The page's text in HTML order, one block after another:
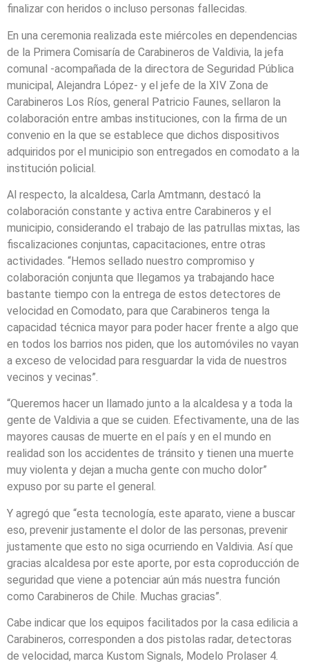
finalizar con heridos o incluso personas fallecidas.
En una ceremonia realizada este miércoles en dependencias
de la Primera Comisaría de Carabineros de Valdivia, la jefa
comunal -acompañada de la directora de Seguridad Pública
municipal, Alejandra López- y el jefe de la XIV Zona de
Carabineros Los Ríos, general Patricio Faunes, sellaron la
colaboración entre ambas instituciones, con la firma de un
convenio en la que se establece que dichos dispositivos
adquiridos por el municipio son entregados en comodato a la
institución policial.
Al respecto, la alcaldesa, Carla Amtmann, destacó la
colaboración constante y activa entre Carabineros y el
municipio, considerando el trabajo de las patrullas mixtas, las
fiscalizaciones conjuntas, capacitaciones, entre otras
actividades. “Hemos sellado nuestro compromiso y
colaboración conjunta que llegamos ya trabajando hace
bastante tiempo con la entrega de estos detectores de
velocidad en Comodato, para que Carabineros tenga la
capacidad técnica mayor para poder hacer frente a algo que
en todos los barrios nos piden, que los automóviles no vayan
a exceso de velocidad para resguardar la vida de nuestros
vecinos y vecinas”.
“Queremos hacer un llamado junto a la alcaldesa y a toda la
gente de Valdivia a que se cuiden. Efectivamente, una de las
mayores causas de muerte en el país y en el mundo en
realidad son los accidentes de tránsito y tienen una muerte
muy violenta y dejan a mucha gente con mucho dolor”
expuso por su parte el general.
Y agregó que “esta tecnología, este aparato, viene a buscar
eso, prevenir justamente el dolor de las personas, prevenir
justamente que esto no siga ocurriendo en Valdivia. Así que
gracias alcaldesa por este aporte, por esta coproducción de
seguridad que viene a potenciar aún más nuestra función
como Carabineros de Chile. Muchas gracias”.
Cabe indicar que los equipos facilitados por la casa edilicia a
Carabineros, corresponden a dos pistolas radar, detectoras
de velocidad, marca Kustom Signals, Modelo Prolaser 4.